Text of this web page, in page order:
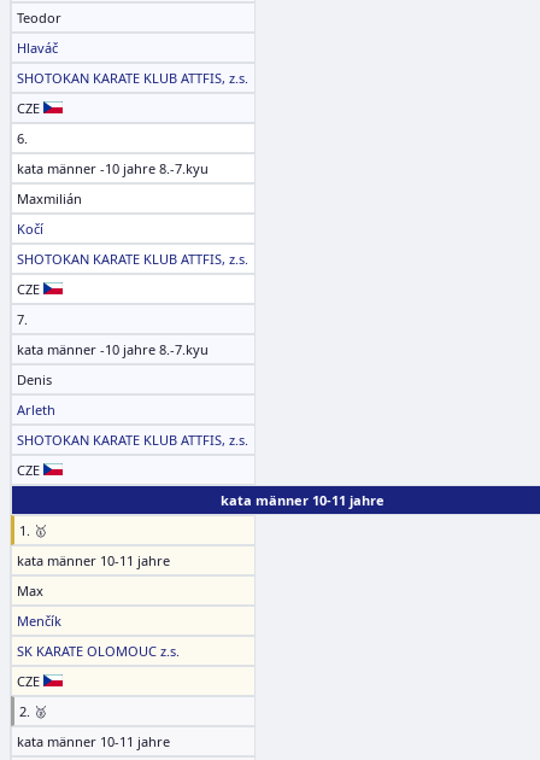
Teodor
Hlaváč
SHOTOKAN KARATE KLUB ATTFIS, z.s.
CZE
6.
kata männer -10 jahre 8.-7.kyu
Maxmilián
Kočí
SHOTOKAN KARATE KLUB ATTFIS, z.s.
CZE
7.
kata männer -10 jahre 8.-7.kyu
Denis
Arleth
SHOTOKAN KARATE KLUB ATTFIS, z.s.
CZE
kata männer 10-11 jahre
1. 🥇
kata männer 10-11 jahre
Max
Menčík
SK KARATE OLOMOUC z.s.
CZE
2. 🥈
kata männer 10-11 jahre